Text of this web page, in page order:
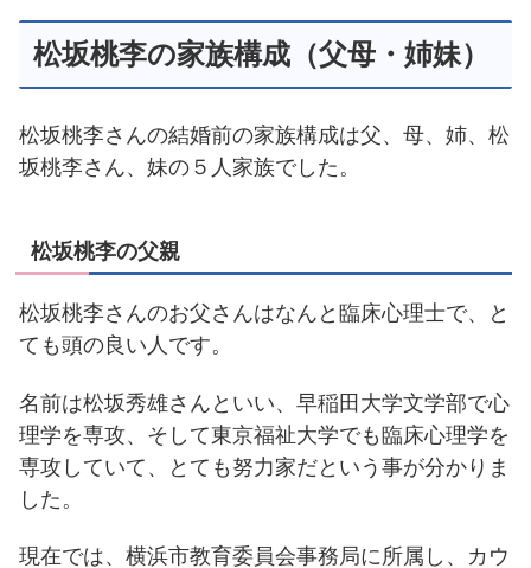
松坂桃李の家族構成（父母・姉妹）
松坂桃李さんの結婚前の家族構成は父、母、姉、松
坂桃李さん、妹の５人家族でした。
松坂桃李の父親
松坂桃李さんのお父さんはなんと臨床心理士で、と
ても頭の良い人です。
名前は松坂秀雄さんといい、早稲田大学文学部で心
理学を専攻、そして東京福祉大学でも臨床心理学を
専攻していて、とても努力家だという事が分かりま
した。
現在では、横浜市教育委員会事務局に所属し、カウ